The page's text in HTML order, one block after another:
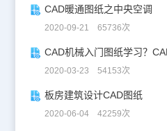
CAD暖通图纸之中央空调
2020-09-21 65736次
2020-03-23 54153次
板房建筑设计CAD图纸
2020-06-04 42259次